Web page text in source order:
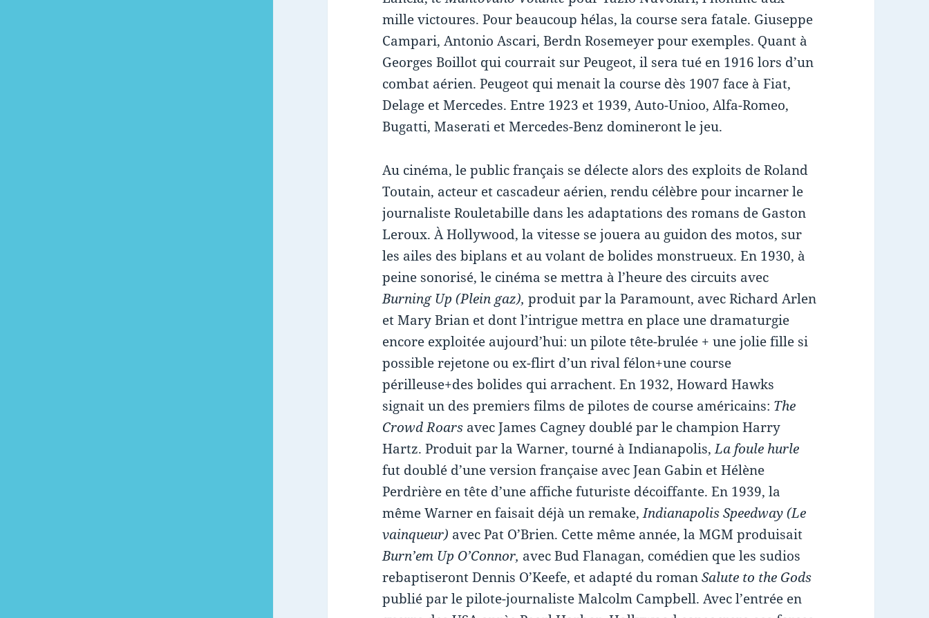
mille victoures. Pour beaucoup hélas, la course sera fatale. Giuseppe
Campari, Antonio Ascari, Berdn Rosemeyer pour exemples. Quant à
Georges Boillot qui courrait sur Peugeot, il sera tué en 1916 lors d’un
combat aérien. Peugeot qui menait la course dès 1907 face à Fiat,
Delage et Mercedes. Entre 1923 et 1939, Auto-Unioo, Alfa-Romeo,
Bugatti, Maserati et Mercedes-Benz domineront le jeu.
Au cinéma, le public français se délecte alors des exploits de Roland
Toutain, acteur et cascadeur aérien, rendu célèbre pour incarner le
journaliste Rouletabille dans les adaptations des romans de Gaston
Leroux. À Hollywood, la vitesse se jouera au guidon des motos, sur
les ailes des biplans et au volant de bolides monstrueux. En 1930, à
peine sonorisé, le cinéma se mettra à l’heure des circuits avec
Burning Up (Plein gaz),produit par la Paramount, avec Richard Arlen
et Mary Brian et dont l’intrigue mettra en place une dramaturgie
encore exploitée aujourd’hui: un pilote tête-brulée + une jolie fille si
possible rejetone ou ex-flirt d’un rival félon+une course
périlleuse+des bolides qui arrachent. En 1932, Howard Hawks
signait un des premiers films de pilotes de course américains: The
Crowd Roars avec James Cagney doublé par le champion Harry
Hartz. Produit par la Warner, tourné à Indianapolis,La foule hurle
fut doublé d’une version française avec Jean Gabin et Hélène
Perdrière en tête d’une affiche futuriste décoiffante. En 1939, la
même Warner en faisait déjà un remake,Indianapolis Speedway (Le
vainqueur) avec Pat O’Brien. Cette même année, la MGM produisait
Burn’em Up O’Connor, avec Bud Flanagan, comédien que les sudios
rebaptiseront Dennis O’Keefe, et adapté du romanSalute to the Gods
publié par le pilote-journaliste Malcolm Campbell. Avec l’entrée en